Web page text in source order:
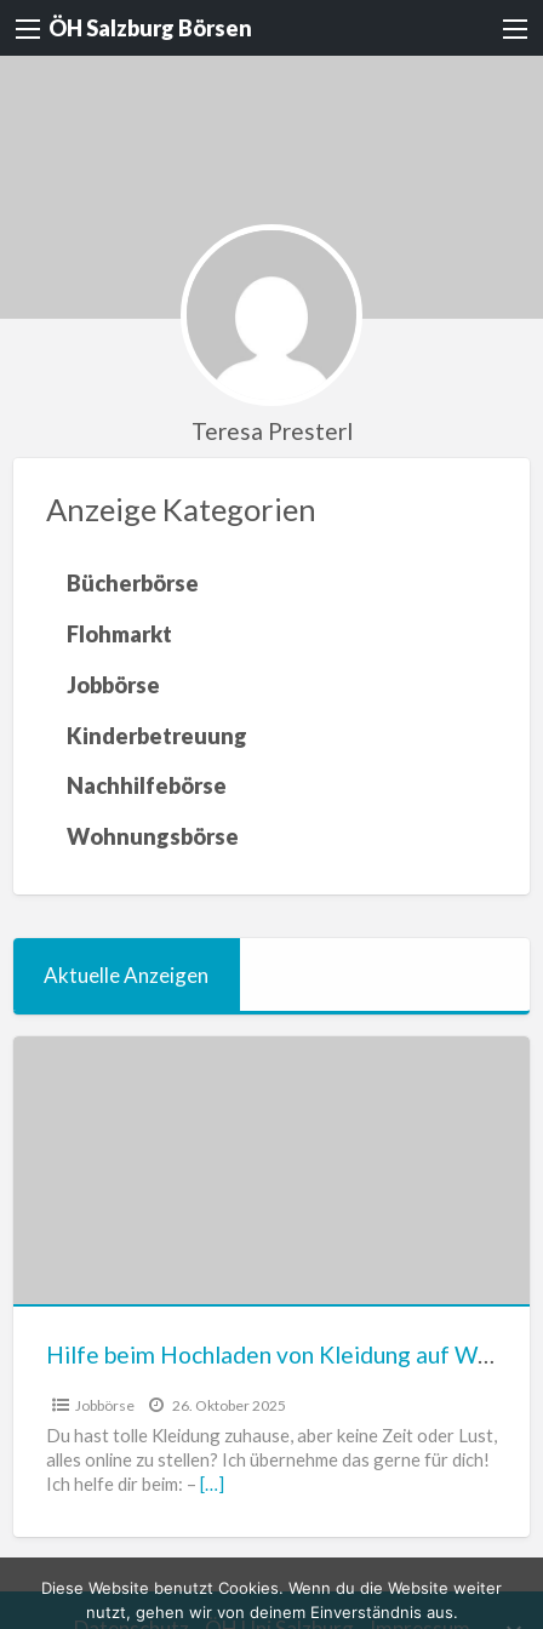
ÖH Salzburg Börsen
Teresa Presterl
Anzeige Kategorien
Bücherbörse
Flohmarkt
Jobbörse
Kinderbetreuung
Nachhilfebörse
Wohnungsbörse
Aktuelle Anzeigen
&
Hilfe beim Hochladen von Kleidung auf Willhaben, Vinted & Co.
Jobbörse 26. Oktober 2025
Du hast tolle Kleidung zuhause, aber keine Zeit oder Lust,
alles online zu stellen? Ich übernehme das gerne für dich!
Ich helfe dir beim: – […]
Diese Website benutzt Cookies. Wenn du die Website weiter
nutzt, gehen wir von deinem Einverständnis aus.